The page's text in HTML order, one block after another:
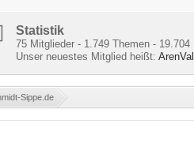
Statistik
75 Mitglieder - 1.749 Themen -
Unser neuestes Mitglied heißt:
Sippe.de